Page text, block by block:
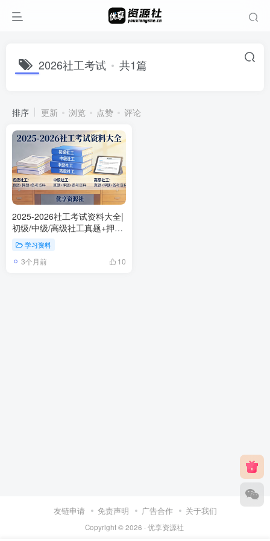
2026社工考试 共1篇
排序 更新 浏览 点赞 评论
2025-2026社工考试资料大全|
初级/中级/高级社工真题+押题
+备考资料合集
学习资料
3个月前 10
友链申请 免责声明 广告合作 关于我们
Copyright © 2026 · 优享资源社